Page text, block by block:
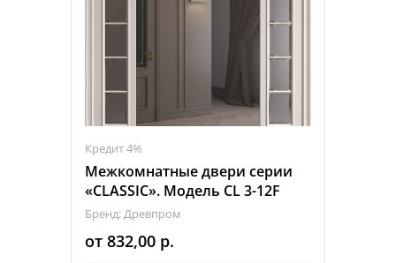
Кредит 4%
Межкомнатные двери серии
«CLASSIC». Модель CL 3-12F
Бренд: Древпром
от 832,00 р.